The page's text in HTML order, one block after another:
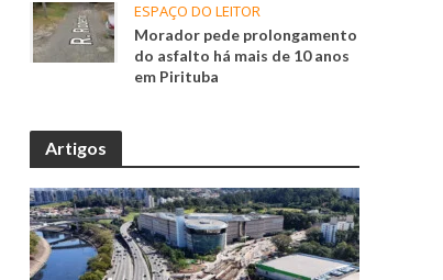
ESPAÇO DO LEITOR
Morador pede prolongamento
do asfalto há mais de 10 anos
em Pirituba
Artigos